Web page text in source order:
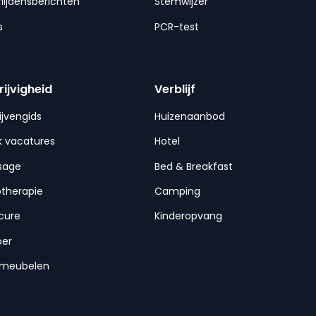
PCR-test
vacatures
Verblijf
Huizenaanbod
Hotel
Bed & Breakfast
Camping
Kinderopvang